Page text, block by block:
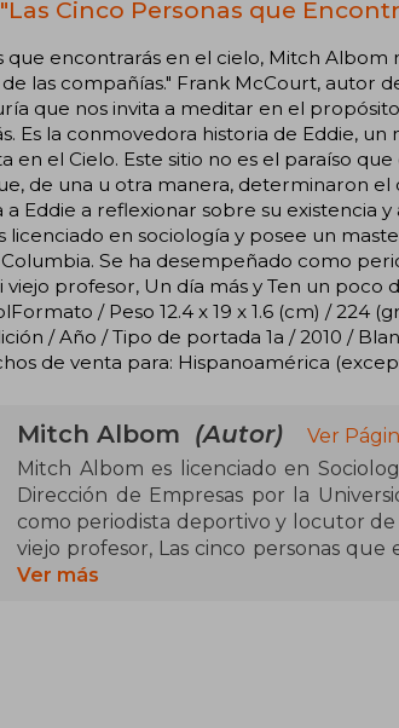
Cinco Personas que
que encontrarás en el cielo, Mitch Albom
las compañías." Frank McCourt, autor
que nos invita a meditar en el
Es la conmovedora historia de Eddie,
en el Cielo. Este sitio no es el paraíso
de una u otra manera, determinaron
a Eddie a reflexionar sobre su existencia
licenciado en sociología y posee un
Se ha desempeñado como
profesor, Un día más y Ten un poco
/ Peso 12.4 x 19 x 1.6 (cm) / 224
/ Año / Tipo de portada 1a / 2010 /
de venta para: Hispanoamérica
Mitch Albom (Autor)
Ver
Mitch Albom es licenciado en
Dirección de Empresas por la
como periodista deportivo y locutor
viejo profesor, Las cinco personas que
fe y El guardián del tiempo.
Ver más